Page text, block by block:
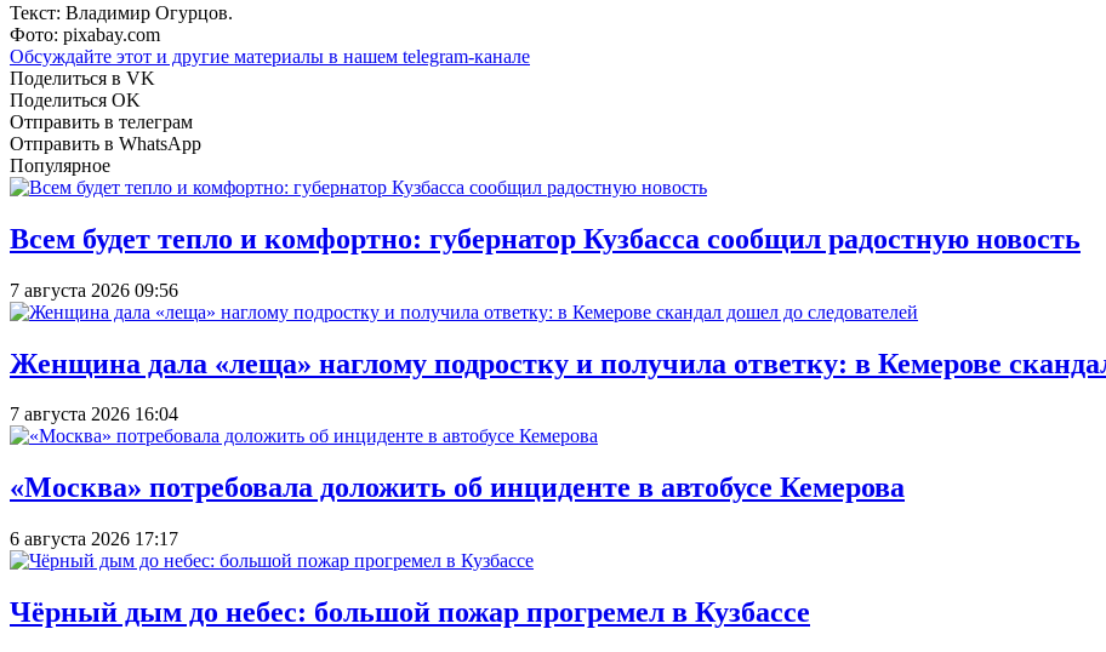
Текст: Владимир Огурцов.
Фото: pixabay.com
Обсуждайте этот и другие материалы в нашем telegram-канале
Поделиться в VK
Поделиться OK
Отправить в телеграм
Отправить в WhatsApp
Популярное
Всем будет тепло и комфортно: губернатор Кузбасса сообщил радостную новость
7 августа 2026 09:56
Женщина дала «леща» наглому подростку и получила ответку: в Кемерове
7 августа 2026 16:04
«Москва» потребовала доложить об инциденте в автобусе Кемерова
6 августа 2026 17:17
Чёрный дым до небес: большой пожар прогремел в Кузбассе